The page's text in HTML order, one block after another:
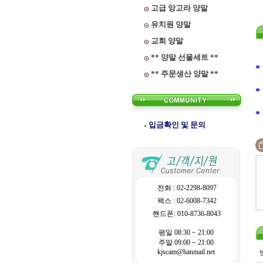
고급 앙고라 양말
유치원 양말
교회 양말
** 양말 선물세트 **
** 주문생산 양말 **
입금확인 및 문의
전화 : 02-2298-8097
팩스 : 02-6008-7342
핸드폰: 010-8736-8043
평일 08:30 ~ 21:00
주말 09:00 ~ 21:00
kjscam@hanmail.net
*
*
*